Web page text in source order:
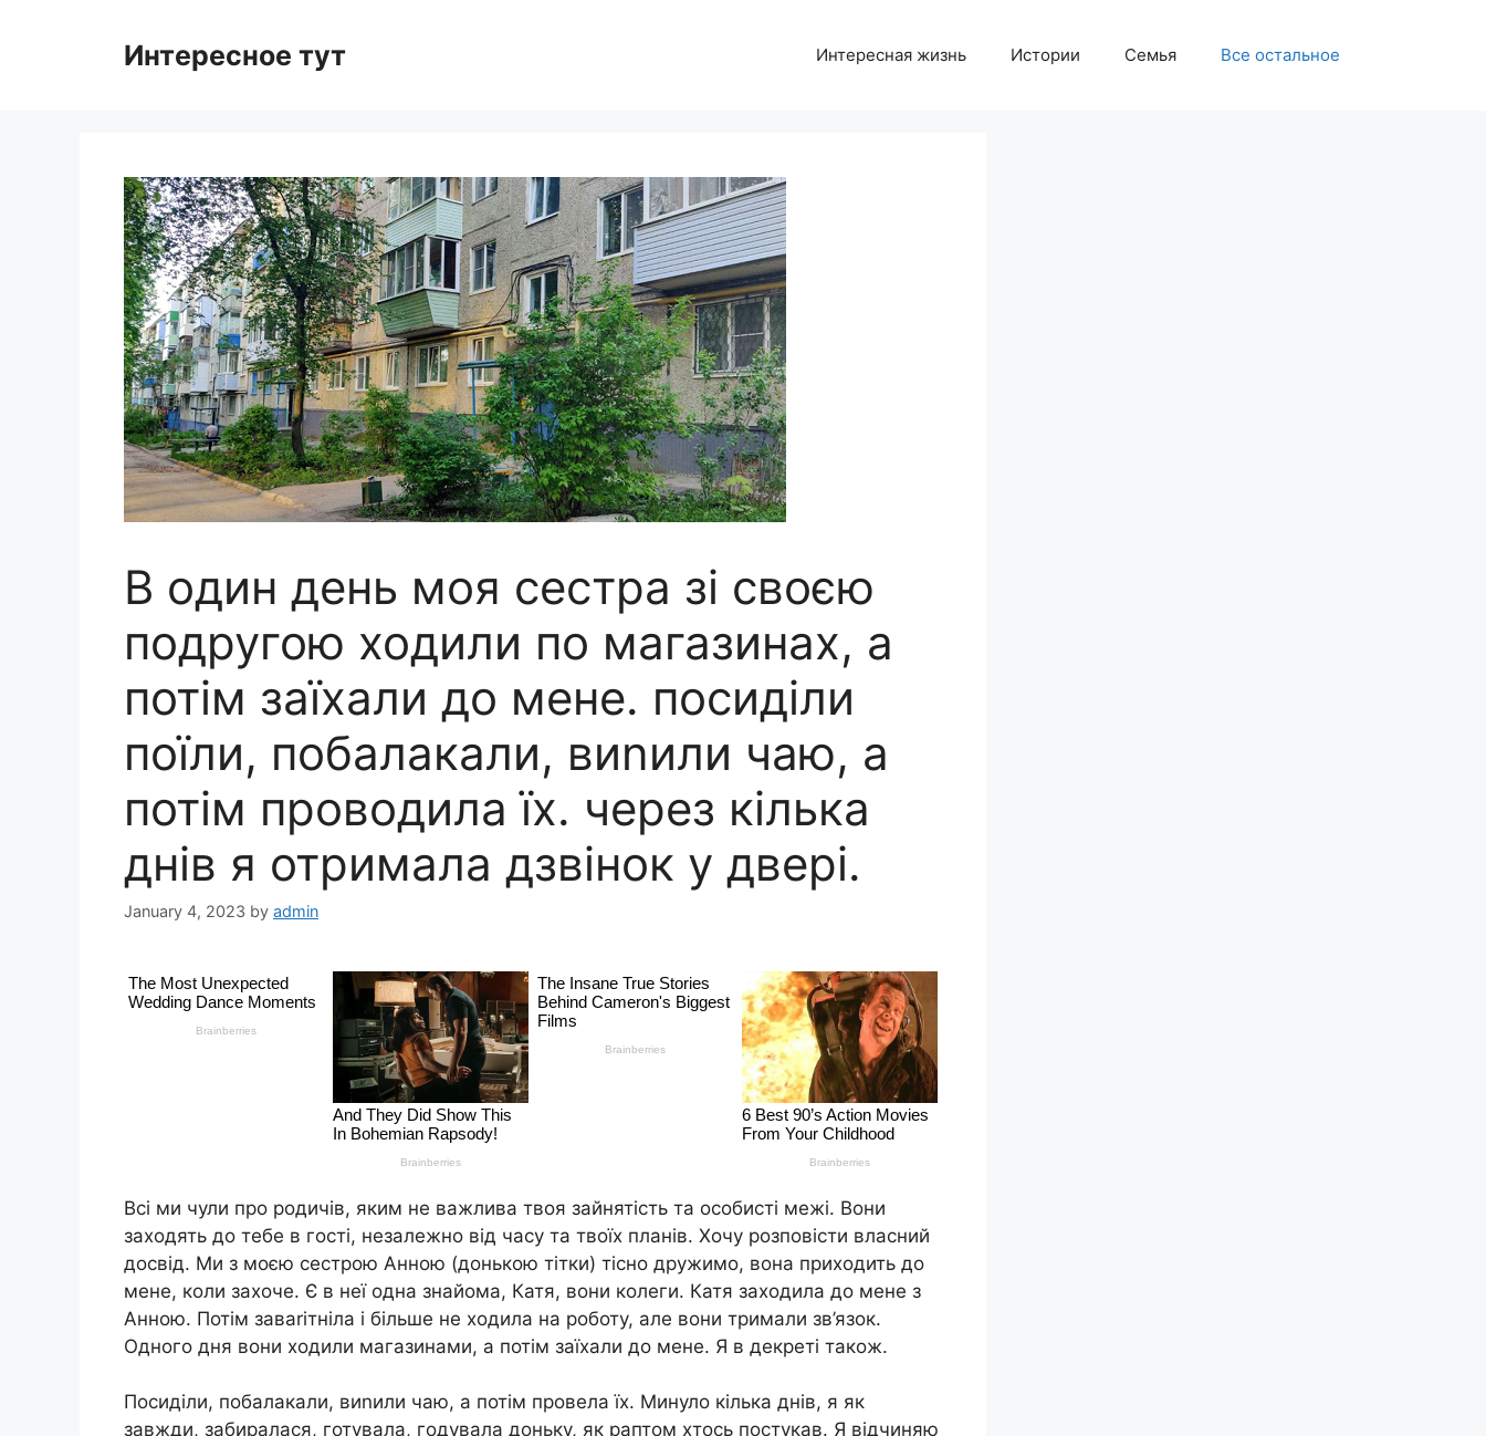
Интересное тут Интересная жизнь Истории Семья Все остальное
В один день моя сестра зі своєю
подругою ходили по магазинах, а
потім заїхали до мене. посиділи
поїли, побалакали, виnили чаю, а
потім проводила їх. через кілька
днів я отримала дзвінок у двері.
January 4, 2023 by admin
Всі ми чули про родичів, яким не важлива твоя зайнятість та особисті межі. Вони
заходять до тебе в гості, незалежно від часу та твоїх планів. Хочу розповісти власний
досвід. Ми з моєю сестрою Анною (донькою тітки) тісно дружимо, вона приходить до
мене, коли захоче. Є в неї одна знайома, Катя, вони колеги. Катя заходила до мене з
Анною. Потім заваrітніла і більше не ходила на роботу, але вони тримали зв’язок.
Одного дня вони ходили магазинами, а потім заїхали до мене. Я в декреті також.
Посиділи, побалакали, виnили чаю, а потім провела їх. Минуло кілька днів, я як
завжди, забиралася, готувала, годувала доньку, як раптом хтось постукав. Я відчиняю